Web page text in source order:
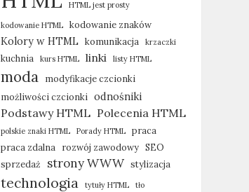
HTML jest prosty
kodowanie HTML kodowanie znaków
Kolory w HTML komunikacja krzaczki
kuchnia kurs HTML linki listy HTML
moda
modyfikacje czcionki
możliwości czcionki
odnośniki
Podstawy HTML Polecenia HTML
polskie znaki HTML Porady HTML
praca
praca zdalna
rozwój zawodowy SEO
sprzedaż
strony WWW stylizacja
technologia tytuły HTML tło